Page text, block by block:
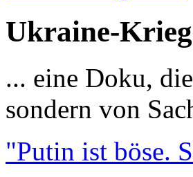
Ukraine-
... eine Doku,
sondern von
"Putin ist böse.